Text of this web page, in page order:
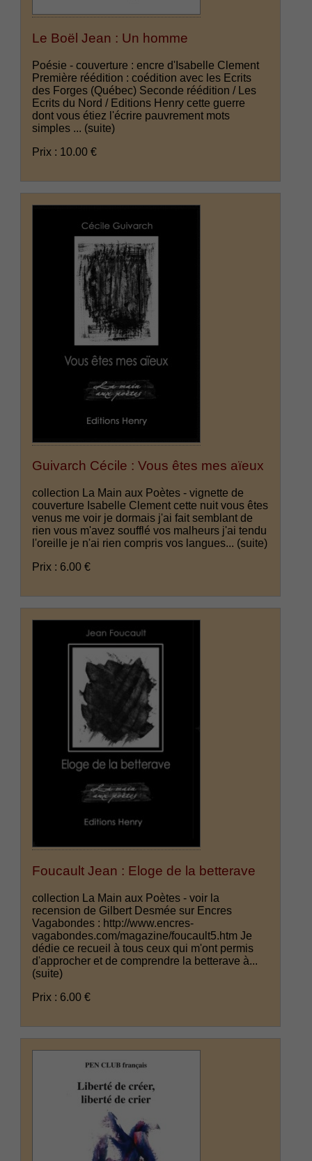
Le Boël Jean : Un homme
Poésie - couverture : encre d'Isabelle Clement
Première réédition : coédition avec les Ecrits
des Forges (Québec) Seconde réédition / Les
Ecrits du Nord / Editions Henry cette guerre
dont vous étiez l'écrire pauvrement mots
simples ... (suite)
Prix : 10.00 €
Guivarch Cécile : Vous êtes mes aïeux
collection La Main aux Poètes - vignette de
couverture Isabelle Clement cette nuit vous êtes
venus me voir je dormais j'ai fait semblant de
rien vous m'avez soufflé vos malheurs j'ai tendu
l'oreille je n'ai rien compris vos langues... (suite)
Prix : 6.00 €
Foucault Jean : Eloge de la betterave
collection La Main aux Poètes - voir la
recension de Gilbert Desmée sur Encres
Vagabondes : http://www.encres-
vagabondes.com/magazine/foucault5.htm Je
dédie ce recueil à tous ceux qui m'ont permis
d'approcher et de comprendre la betterave à...
(suite)
Prix : 6.00 €